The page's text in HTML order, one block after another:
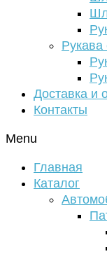
Доставка и
Контакты
Menu
Главная
Каталог